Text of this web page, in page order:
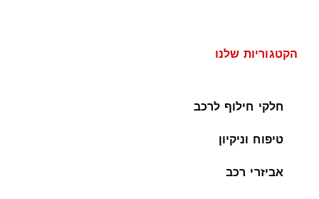
הקטגוריות שלנו
חלקי חילוף לרכב
טיפוח וניקיון
אביזרי רכב